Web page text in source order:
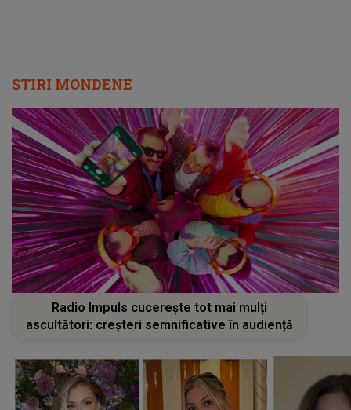
STIRI MONDENE
Radio Impuls cucerește tot mai mulți
ascultători: creșteri semnificative în audiență